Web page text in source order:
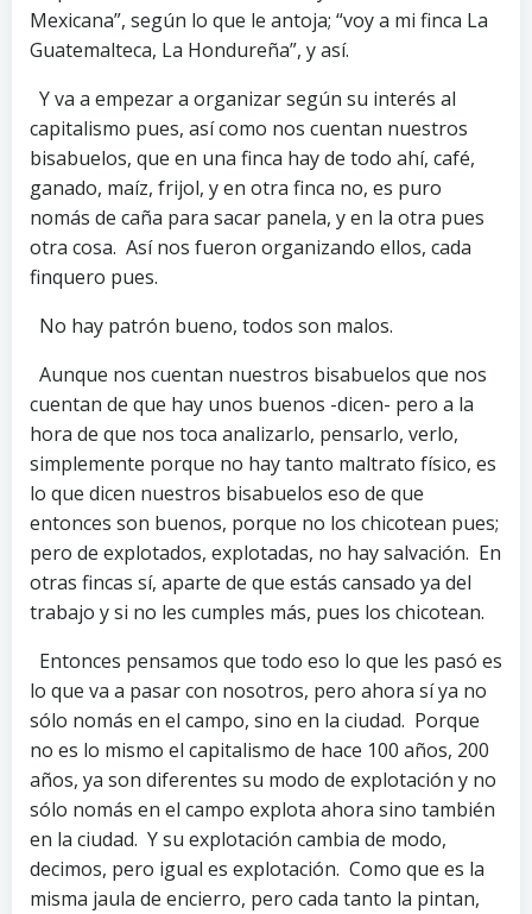
Mexicana”, según lo que le antoja; “voy a mi finca La
Guatemalteca, La Hondureña”, y así.
Y va a empezar a organizar según su interés al
capitalismo pues, así como nos cuentan nuestros
bisabuelos, que en una finca hay de todo ahí, café,
ganado, maíz, frijol, y en otra finca no, es puro
nomás de caña para sacar panela, y en la otra pues
otra cosa. Así nos fueron organizando ellos, cada
finquero pues.
No hay patrón bueno, todos son malos.
Aunque nos cuentan nuestros bisabuelos que nos
cuentan de que hay unos buenos -dicen- pero a la
hora de que nos toca analizarlo, pensarlo, verlo,
simplemente porque no hay tanto maltrato físico, es
lo que dicen nuestros bisabuelos eso de que
entonces son buenos, porque no los chicotean pues;
pero de explotados, explotadas, no hay salvación. En
otras fincas sí, aparte de que estás cansado ya del
trabajo y si no les cumples más, pues los chicotean.
Entonces pensamos que todo eso lo que les pasó es
lo que va a pasar con nosotros, pero ahora sí ya no
sólo nomás en el campo, sino en la ciudad. Porque
no es lo mismo el capitalismo de hace 100 años, 200
años, ya son diferentes su modo de explotación y no
sólo nomás en el campo explota ahora sino también
en la ciudad. Y su explotación cambia de modo,
decimos, pero igual es explotación. Como que es la
misma jaula de encierro, pero cada tanto la pintan,